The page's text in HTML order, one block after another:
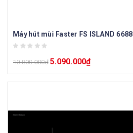
Máy hút mùi Faster FS ISLAND 6688
10.800.000₫ 5.090.000₫